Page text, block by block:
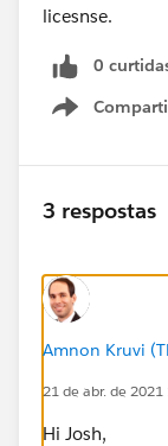
licesnse.
0
Show
3 respostas
Amnon Kruvi
21 de abr. de 2021
Hi Josh,